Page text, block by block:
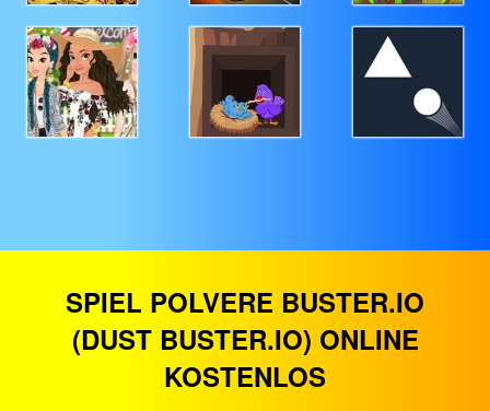
SPIEL POLVERE BUSTER.IO
(DUST BUSTER.IO) ONLINE
KOSTENLOS